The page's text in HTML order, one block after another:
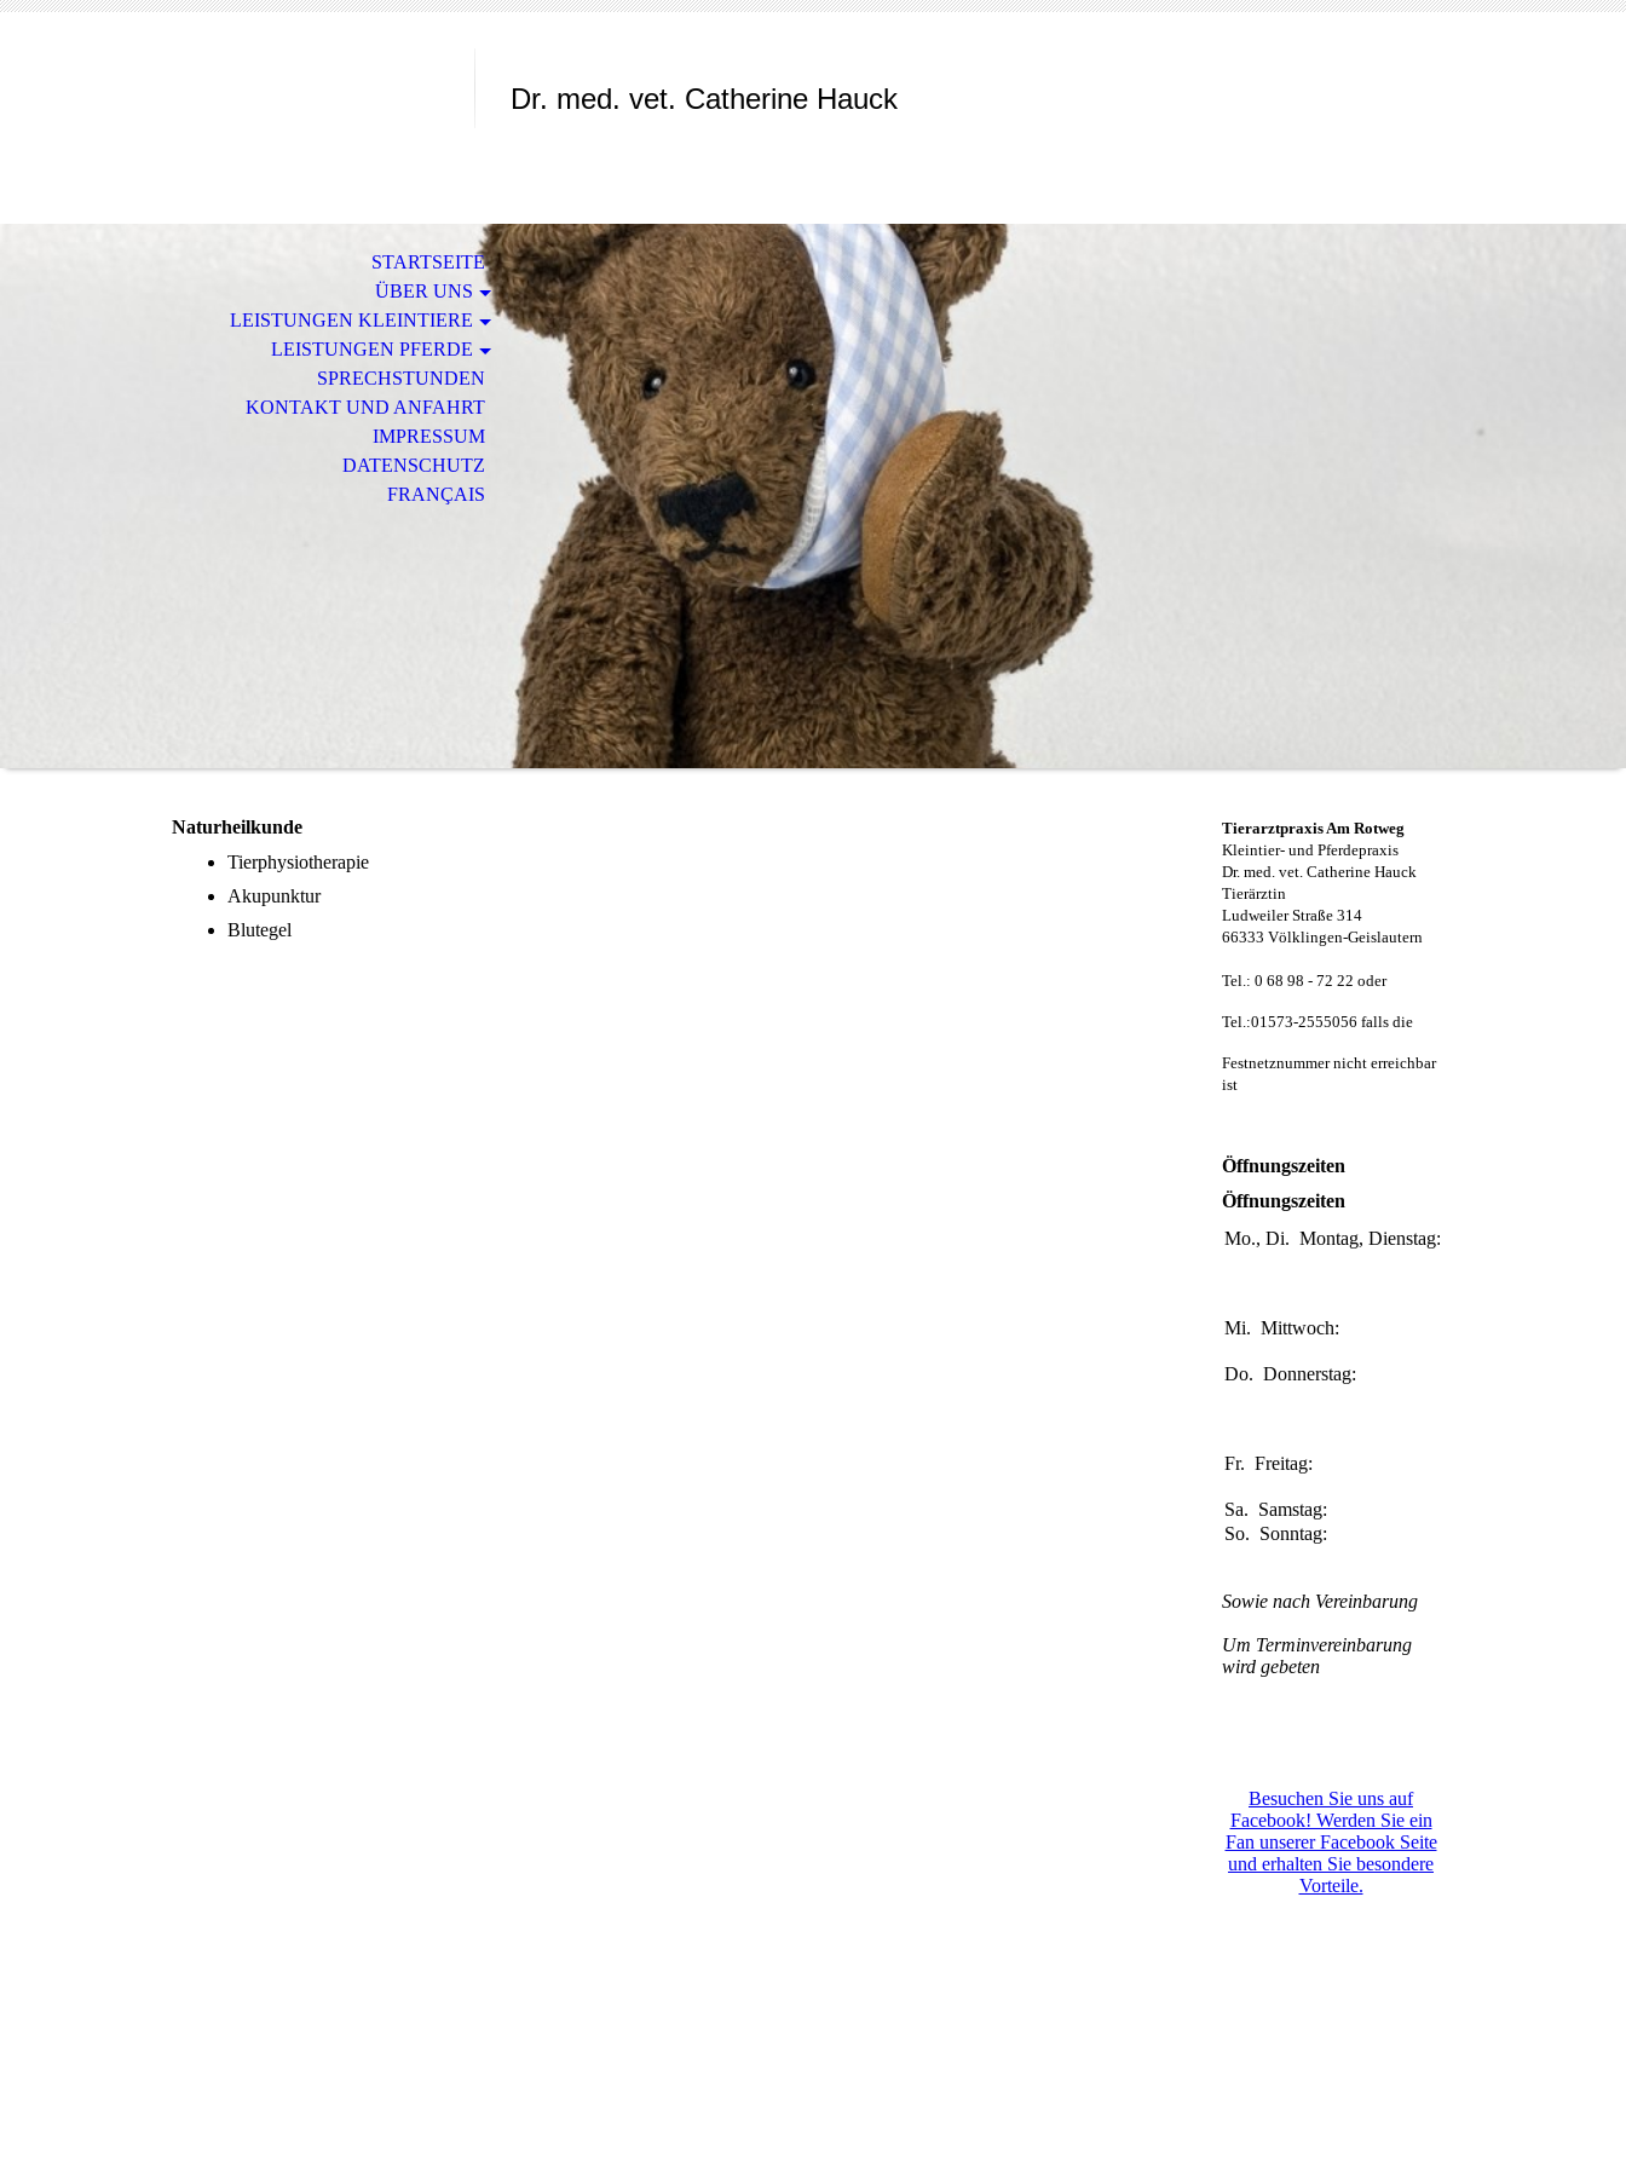
Dr. med. vet. Catherine Hauck
STARTSEITE
ÜBER UNS
LEISTUNGEN KLEINTIERE
LEISTUNGEN PFERDE
SPRECHSTUNDEN
KONTAKT UND ANFAHRT
IMPRESSUM
DATENSCHUTZ
FRANÇAIS
Naturheilkunde
Tierphysiotherapie
Akupunktur
Blutegel
Tierarztpraxis Am Rotweg
Kleintier- und Pferdepraxis
Dr. med. vet. Catherine Hauck
Tierärztin
Ludweiler Straße 314
66333 Völklingen-Geislautern
Tel.: 0 68 98 - 72 22 oder
Tel.:01573-2555056 falls die
Festnetznummer nicht erreichbar
ist
Öffnungszeiten
Öffnungszeiten
Mo., Di. Montag, Dienstag:
Mi. Mittwoch:
Do. Donnerstag:
Fr. Freitag:
Sa. Samstag:
So. Sonntag:
Sowie nach Vereinbarung
Um Terminvereinbarung
wird gebeten
Besuchen Sie uns auf
Facebook! Werden Sie ein
Fan unserer Facebook Seite
und erhalten Sie besondere
Vorteile.